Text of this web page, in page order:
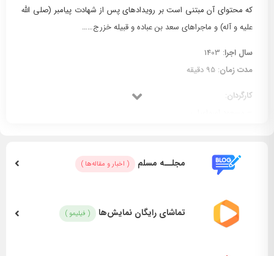
که محتوای آن مبتنی است بر رویدادهای پس از شهادت پیامبر (صلی الله
علیه و آله) و ماجراهای سعد بن عباده و قبیله خزرج……
سال اجرا: 1403
مدت زمان: 95 دقیقه
کارگردان:
– مسعود اسماعیلی
– سید مرتضی هاشمی گلپایگانی
بازیگران:
– حسین فیاض بخش
– امیرحسین آلادپوش
مجلــه مسلم ( اخبار و مقاله‌ها )
تماشای رایگان نمایش‌ها ( فیلیمو )